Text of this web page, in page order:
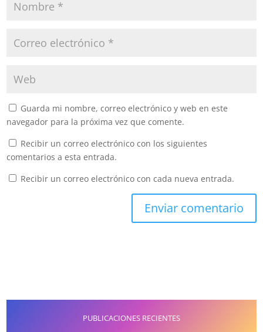
Guarda mi nombre, correo electrónico y web en este
navegador para la próxima vez que comente.
Recibir un correo electrónico con los siguientes
comentarios a esta entrada.
Recibir un correo electrónico con cada nueva entrada.
PUBLICACIONES RECIENTES